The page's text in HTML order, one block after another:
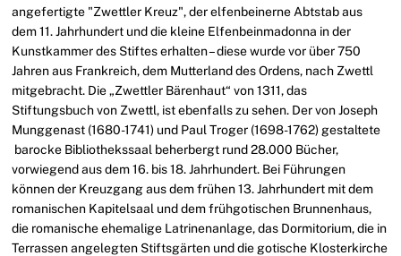
angefertigte "Zwettler Kreuz", der elfenbeinerne Abtstab aus
dem 11. Jahrhundert und die kleine Elfenbeinmadonna in der
Kunstkammer des Stiftes erhalten – diese wurde vor über 750
Jahren aus Frankreich, dem Mutterland des Ordens, nach Zwettl
mitgebracht. Die „Zwettler Bärenhaut“ von 1311, das
Stiftungsbuch von Zwettl, ist ebenfalls zu sehen. Der von Joseph
Munggenast (1680-1741) und Paul Troger (1698-1762) gestaltete
barocke Bibliothekssaal beherbergt rund 28.000 Bücher,
vorwiegend aus dem 16. bis 18. Jahrhundert. Bei Führungen
können der Kreuzgang aus dem frühen 13. Jahrhundert mit dem
romanischen Kapitelsaal und dem frühgotischen Brunnenhaus,
die romanische ehemalige Latrinenanlage, das Dormitorium, die in
Terrassen angelegten Stiftsgärten und die gotische Klosterkirche